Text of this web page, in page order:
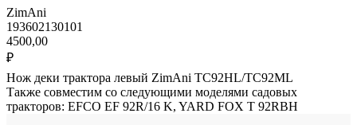
ZimAni
193602130101
4500,00
₽
Нож деки трактора левый ZimAni TC92HL/TC92ML
Также совместим со следующими моделями садовых
тракторов: EFCO EF 92R/16 K, YARD FOX T 92RBH